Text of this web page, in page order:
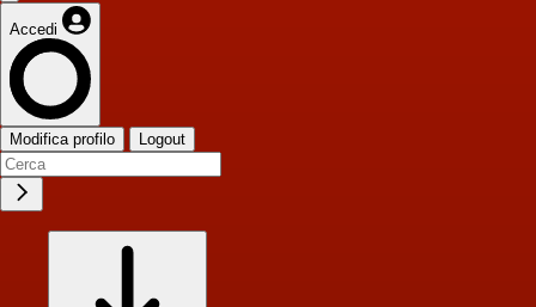
Accedi
Modifica profilo Logout